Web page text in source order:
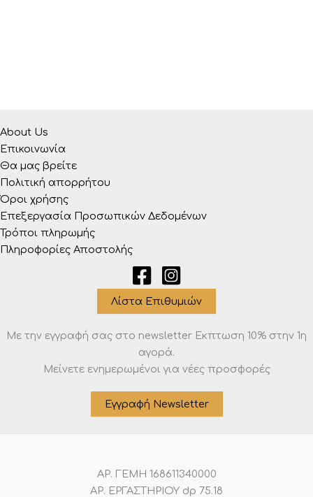
About Us
Επικοινωνία
Θα μας βρείτε
Πολιτική απορρήτου
Όροι χρήσης
Επεξεργασία Προσωπικών Δεδομένων
Τρόποι πληρωμής
Πληροφορίες Αποστολής
Λίστα Επιθυμιών
Με την εγγραφή σας στο newsletter Eκπτωση 10% στην 1η
αγορά.
Μείνετε ενημερωμένοι για νέες προσφορές
Εγγραφή Newsletter
ΑΡ. ΓΕΜΗ 168611340000
ΑΡ. ΕΡΓΑΣΤΗΡΙΟΥ dp 75.18